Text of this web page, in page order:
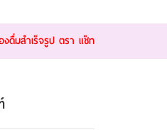
งดื่มสำเร็จรูป ตรา แช็ท